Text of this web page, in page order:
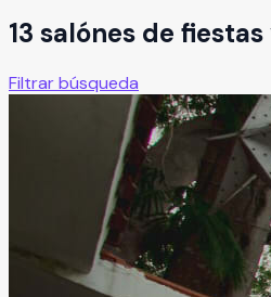
13 salónes de
Filtrar búsqueda